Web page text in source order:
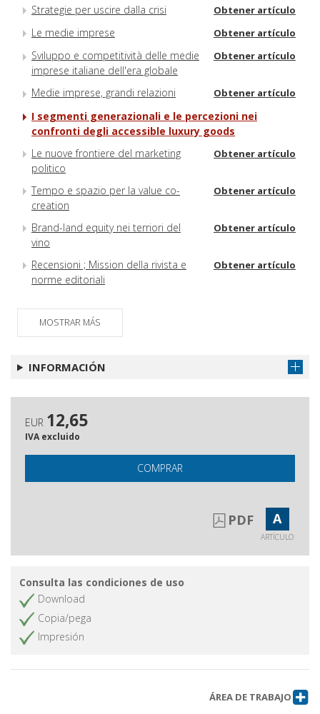
Strategie per uscire dalla crisi Obtener artículo
Le medie imprese Obtener artículo
Sviluppo e competitività delle medie
imprese italiane dell'era globale
Obtener artículo
Medie imprese, grandi relazioni Obtener artículo
I segmenti generazionali e le percezioni nei
confronti degli accessible luxury goods
Le nuove frontiere del marketing
politico
Obtener artículo
Tempo e spazio per la value co-
creation
Obtener artículo
Brand-land equity nei terriori del
vino
Obtener artículo
Recensioni ; Mission della rivista e
norme editoriali
Obtener artículo
MOSTRAR MÁS
INFORMACIÓN
EUR 12,65
IVA excluido
COMPRAR
PDF A
ARTÍCULO
Consulta las condiciones de uso
Download
Copia/pega
Impresión
ÁREA DE TRABAJO